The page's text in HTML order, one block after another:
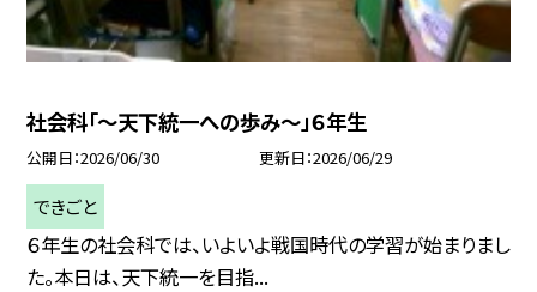
社会科「〜天下統一への歩み〜」６年生
公開日 2026/06/30 更新日 2026/06/29
できごと
６年生の社会科では、いよいよ戦国時代の学習が始まりまし
た。本日は、天下統一を目指...